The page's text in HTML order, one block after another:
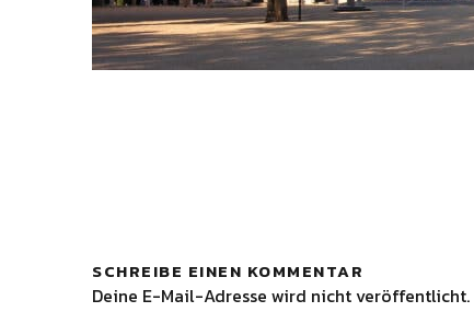
SCHREIBE EINEN KOMMENTAR
Deine E-Mail-Adresse wird nicht veröffentlicht.